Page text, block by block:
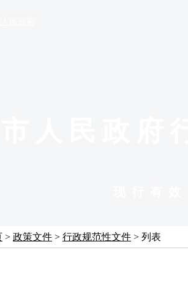
> 政策文件 > 行政规范性文件 > 列表